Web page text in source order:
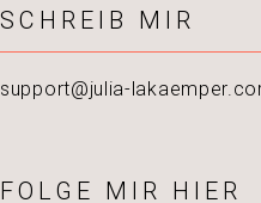
SCHREIB MIR
support@julia-
FOLGE MIR HIER